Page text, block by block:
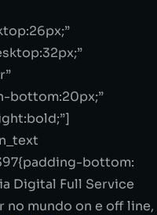
bottom:20px;”
bottom:
Digital Full Service
no mundo on e off line,